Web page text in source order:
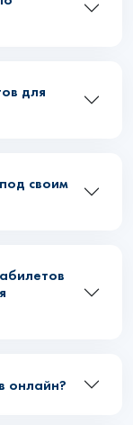
для
своим
онлайн?